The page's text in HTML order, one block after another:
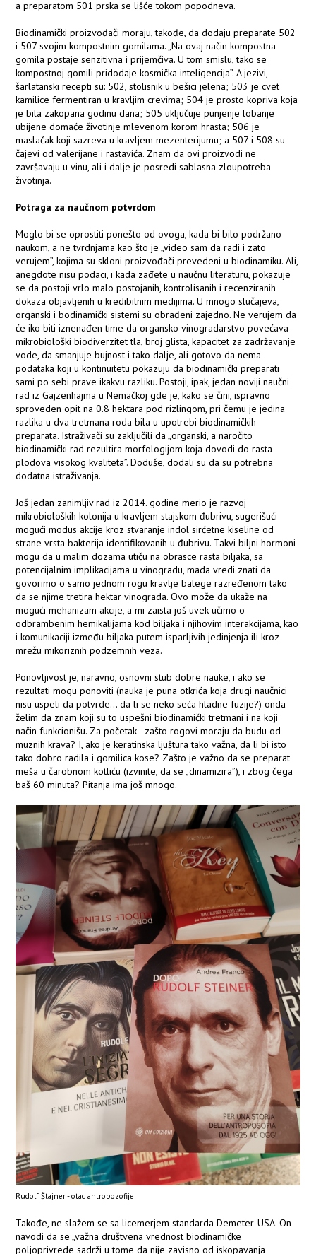
a preparatom 501 prska se lišće tokom popodneva.
Biodinamički proizvođači moraju, takođe, da dodaju preparate 502
i 507 svojim kompostnim gomilama. „Na ovaj način kompostna
gomila postaje senzitivna i prijemčiva. U tom smislu, tako se
kompostnoj gomili pridodaje kosmička inteligencija”. A jezivi,
šarlatanski recepti su: 502, stolisnik u bešici jelena; 503 je cvet
kamilice fermentiran u kravljim crevima; 504 je prosto kopriva koja
je bila zakopana godinu dana; 505 uključuje punjenje lobanje
ubijene domaće životinje mlevenom korom hrasta; 506 je
maslačak koji sazreva u kravljem mezenterijumu; a 507 i 508 su
čajevi od valerijane i rastavića. Znam da ovi proizvodi ne
završavaju u vinu, ali i dalje je posredi sablasna zloupotreba
životinja.
Potraga za naučnom potvrdom
Moglo bi se oprostiti ponešto od ovoga, kada bi bilo podržano
naukom, a ne tvrdnjama kao što je „video sam da radi i zato
verujem”, kojima su skloni proizvođači prevedeni u biodinamiku. Ali,
anegdote nisu podaci, i kada zađete u naučnu literaturu, pokazuje
se da postoji vrlo malo postojanih, kontrolisanih i recenziranih
dokaza objavljenih u kredibilnim medijima. U mnogo slučajeva,
organski i bodinamički sistemi su obrađeni zajedno. Ne verujem da
će iko biti iznenađen time da organsko vinogradarstvo povećava
mikrobiološki biodiverzitet tla, broj glista, kapacitet za zadržavanje
vode, da smanjuje bujnost i tako dalje, ali gotovo da nema
podataka koji u kontinuitetu pokazuju da biodinamički preparati
sami po sebi prave ikakvu razliku. Postoji, ipak, jedan noviji naučni
rad iz Gajzenhajma u Nemačkoj gde je, kako se čini, ispravno
sproveden opit na 0.8 hektara pod rizlingom, pri čemu je jedina
razlika u dva tretmana roda bila u upotrebi biodinamičkih
preparata. Istraživači su zaključili da „organski, a naročito
biodinamički rad rezultira morfologijom koja dovodi do rasta
plodova visokog kvaliteta”. Doduše, dodali su da su potrebna
dodatna istraživanja.
Još jedan zanimljiv rad iz 2014. godine merio je razvoj
mikrobioloških kolonija u kravljem stajskom đubrivu, sugerišući
mogući modus akcije kroz stvaranje indol sirćetne kiseline od
strane vrsta bakterija identifikovanih u đubrivu. Takvi biljni hormoni
mogu da u malim dozama utiču na obrasce rasta biljaka, sa
potencijalnim implikacijama u vinogradu, mada vredi znati da
govorimo o samo jednom rogu kravlje balege razređenom tako
da se njime tretira hektar vinograda. Ovo može da ukaže na
mogući mehanizam akcije, a mi zaista još uvek učimo o
odbrambenim hemikalijama kod biljaka i njihovim interakcijama, kao
i komunikaciji između biljaka putem isparljivih jedinjenja ili kroz
mrežu mikoriznih podzemnih veza.
Ponovljivost je, naravno, osnovni stub dobre nauke, i ako se
rezultati mogu ponoviti (nauka je puna otkrića koja drugi naučnici
nisu uspeli da potvrde... da li se neko seća hladne fuzije?) onda
želim da znam koji su to uspešni biodinamički tretmani i na koji
način funkcionišu. Za početak - zašto rogovi moraju da budu od
muznih krava? I, ako je keratinska ljuštura tako važna, da li bi isto
tako dobro radila i gomilica kose? Zašto je važno da se preparat
meša u čarobnom kotliću (izvinite, da se „dinamizira”), i zbog čega
baš 60 minuta? Pitanja ima još mnogo.
Rudolf Štajner - otac antropozofije
Takođe, ne slažem se sa licemerjem standarda Demeter-USA. On
navodi da se „važna društvena vrednost biodinamičke
poljoprivrede sadrži u tome da nije zavisno od iskopavanja